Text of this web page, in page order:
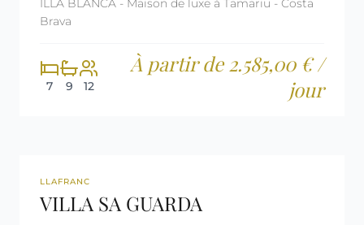
ILLA BLANCA - Maison de luxe à Tamariu - Costa
Brava
7 9 12
À partir de 2.585,00 € /
jour
REF: CM1802
LICENCE TOURISTIQUE
LLAFRANC
VILLA SA GUARDA